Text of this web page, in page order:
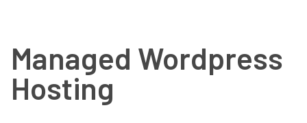
Managed Wordpress
Hosting